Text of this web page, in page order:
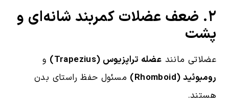
۲. ضعف عضلات کمربند شانه‌ای و
پشت
عضلاتی مانند عضله تراپزیوس (Trapezius)
و
رومبوئید (Rhomboid)
مسئول حفظ راستای بدن
هستند.